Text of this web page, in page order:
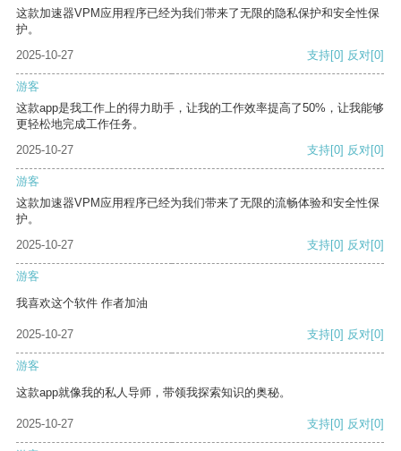
这款加速器VPM应用程序已经为我们带来了无限的隐私保护和安全性保
护。
2025-10-27
支持[0] 反对[0]
游客
这款app是我工作上的得力助手，让我的工作效率提高了50%，让我能够
更轻松地完成工作任务。
2025-10-27
支持[0] 反对[0]
游客
这款加速器VPM应用程序已经为我们带来了无限的流畅体验和安全性保
护。
2025-10-27
支持[0] 反对[0]
游客
我喜欢这个软件 作者加油
2025-10-27 支持[0] 反对[0]
游客
这款app就像我的私人导师，带领我探索知识的奥秘。
2025-10-27 支持[0] 反对[0]